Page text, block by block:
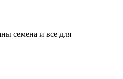
семена и все для